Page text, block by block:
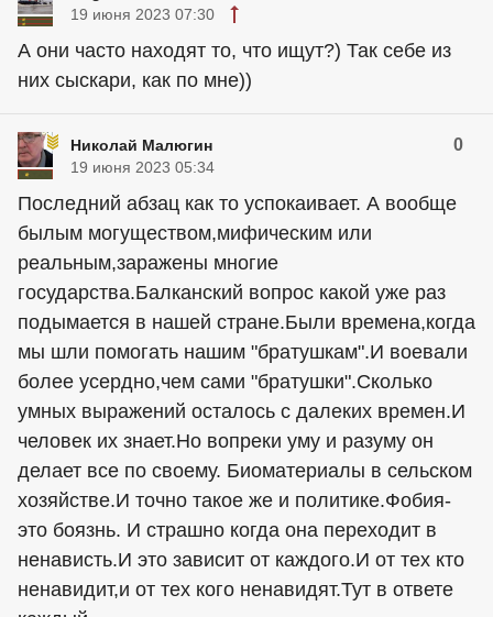
19 июня 2023 07:30
А они часто находят то, что ищут?) Так себе из
них сыскари, как по мне))
Николай Малюгин 0
19 июня 2023 05:34
Последний абзац как то успокаивает. А вообще
былым могуществом,мифическим или
реальным,заражены многие
государства.Балканский вопрос какой уже раз
подымается в нашей стране.Были времена,когда
мы шли помогать нашим "братушкам".И воевали
более усердно,чем сами "братушки".Сколько
умных выражений осталось с далеких времен.И
человек их знает.Но вопреки уму и разуму он
делает все по своему. Биоматериалы в сельском
хозяйстве.И точно такое же и политике.Фобия-
это боязнь. И страшно когда она переходит в
ненависть.И это зависит от каждого.И от тех кто
ненавидит,и от тех кого ненавидят.Тут в ответе